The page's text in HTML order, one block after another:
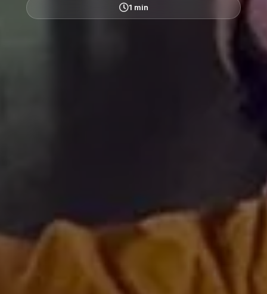
1 min